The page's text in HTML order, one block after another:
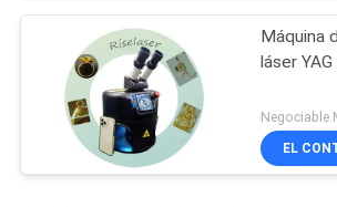
Máquina
láser
Negociable
EL